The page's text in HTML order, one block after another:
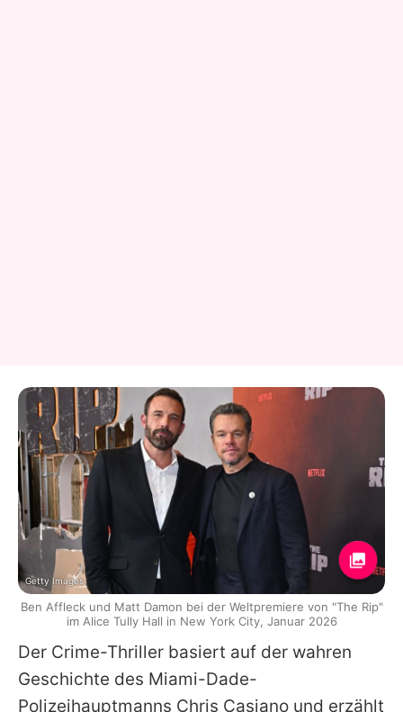
Der Crime-Thriller basiert auf der wahren
Geschichte des Miami-Dade-
Polizeihauptmanns Chris Casiano und erzählt
Getty Images
Ben Affleck und Matt Damon bei der Weltpremiere von "The Rip"
im Alice Tully Hall in New York City, Januar 2026